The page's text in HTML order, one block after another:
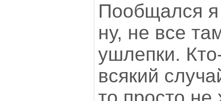
Пообщался
ну, не все
ушлепки.
всякий